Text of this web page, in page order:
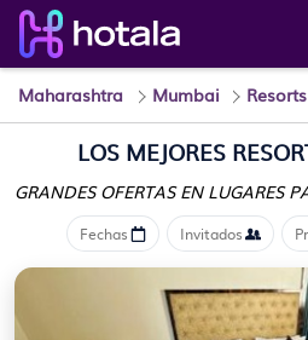
Maharashtra Mumbai Resorts
LOS MEJORES
GRANDES OFERTAS EN LUGARES
Fechas Invitados